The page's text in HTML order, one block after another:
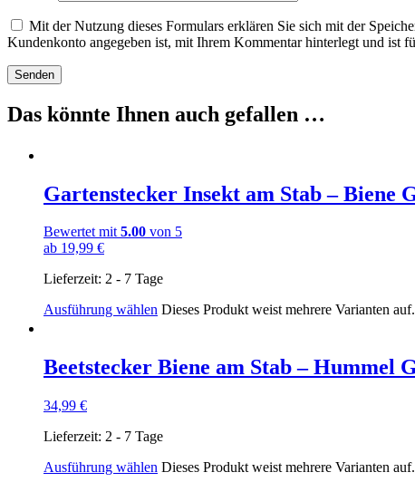
Mit der Nutzung dieses Formulars erklären Sie sich mit der
Kundenkonto angegeben ist, mit Ihrem Kommentar hinterlegt und ist
Das könnte Ihnen auch gefallen …
Gartenstecker Insekt am Stab – Biene
Bewertet mit5.00 von 5
ab 19,99 €
Lieferzeit: 2 - 7 Tage
Ausführung wählen Dieses Produkt weist mehrere Varianten
Beetstecker Biene am Stab – Hummel
34,99 €
Lieferzeit: 2 - 7 Tage
Ausführung wählen Dieses Produkt weist mehrere Varianten